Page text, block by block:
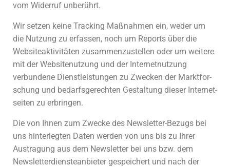
vom Widerruf unberührt.
Wir setzen keine Tracking Maßnahmen ein, weder um
die Nutzung zu erfassen, noch um Reports über die
Websiteak­ti­vitäten zusammen­zu­stellen oder um weitere
mit der Websitenutzung und der Internet­nutzung
verbundene Dienst­leis­tungen zu Zwecken der Marktfor­
schung und bedarfs­ge­rechten Gestaltung dieser Internet­
seiten zu erbringen.
Die von Ihnen zum Zwecke des Newsletter-Bezugs bei
uns hinterlegten Daten werden von uns bis zu Ihrer
Austragung aus dem Newsletter bei uns bzw. dem
Newsletterdiensteanbieter gespeichert und nach der